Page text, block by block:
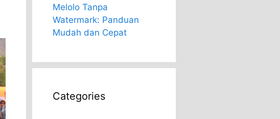
Melolo Tanpa
Watermark: Panduan
Mudah dan Cepat
Categories